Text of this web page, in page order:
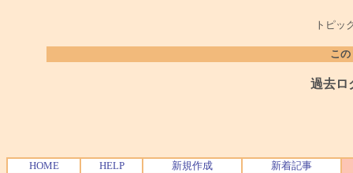
トピッ
こ
過去ロ
HOME HELP 新規作成 新着記事